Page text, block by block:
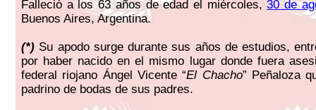
Falleció a los 63 años de edad el miércoles,30 de
Buenos Aires, Argentina.
(*) Su apodo surge durante sus años de estudios,
por haber nacido en el mismo lugar donde fuera
federal riojano Ángel Vicente “El Chacho” Peñaloza
padrino de bodas de sus padres.